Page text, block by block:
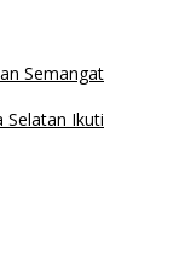
Semangat
Selatan Ikuti